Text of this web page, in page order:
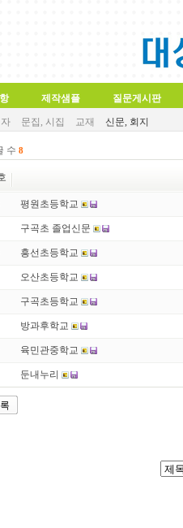
제작샘플 질문게시판
문집, 시집 교재 신문, 회지
수 8
평원초등학교
구곡초 졸업신문
흥선초등학교
오산초등학교
구곡초등학교
방과후학교
육민관중학교
둔내누리